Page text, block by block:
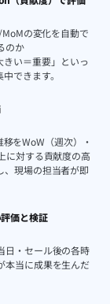
の変化を自動で
のか
きい＝重要」といっ
できます。
をWoW（週次）・
に対する貢献度の高
、現場の担当者が即
価と検証
日・セール後の各時
本当に成果を生んだ